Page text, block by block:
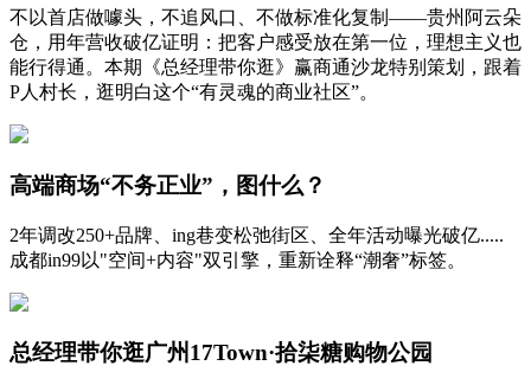
不以首店做噱头，不追风口、不做标准化复制——贵州阿云朵
仓，用年营收破亿证明：把客户感受放在第一位，理想主义也
能行得通。本期《总经理带你逛》赢商通沙龙特别策划，跟着
P人村长，逛明白这个“有灵魂的商业社区”。
高端商场“不务正业”，图什么？
2年调改250+品牌、ing巷变松弛街区、全年活动曝光破亿.....
成都in99以"空间+内容"双引擎，重新诠释“潮奢”标签。
总经理带你逛广州17Town·拾柒糖购物公园